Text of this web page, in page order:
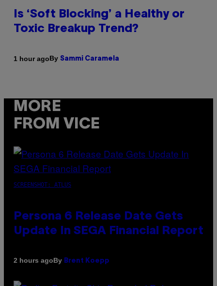
Is ‘Soft Blocking’ a Healthy or
Toxic Breakup Trend?
1 hour agoBy Sammi Caramela
MORE
FROM VICE
SCREENSHOT: ATLUS
Persona 6 Release Date Gets
Update In SEGA Financial Report
2 hours agoBy Brent Koepp